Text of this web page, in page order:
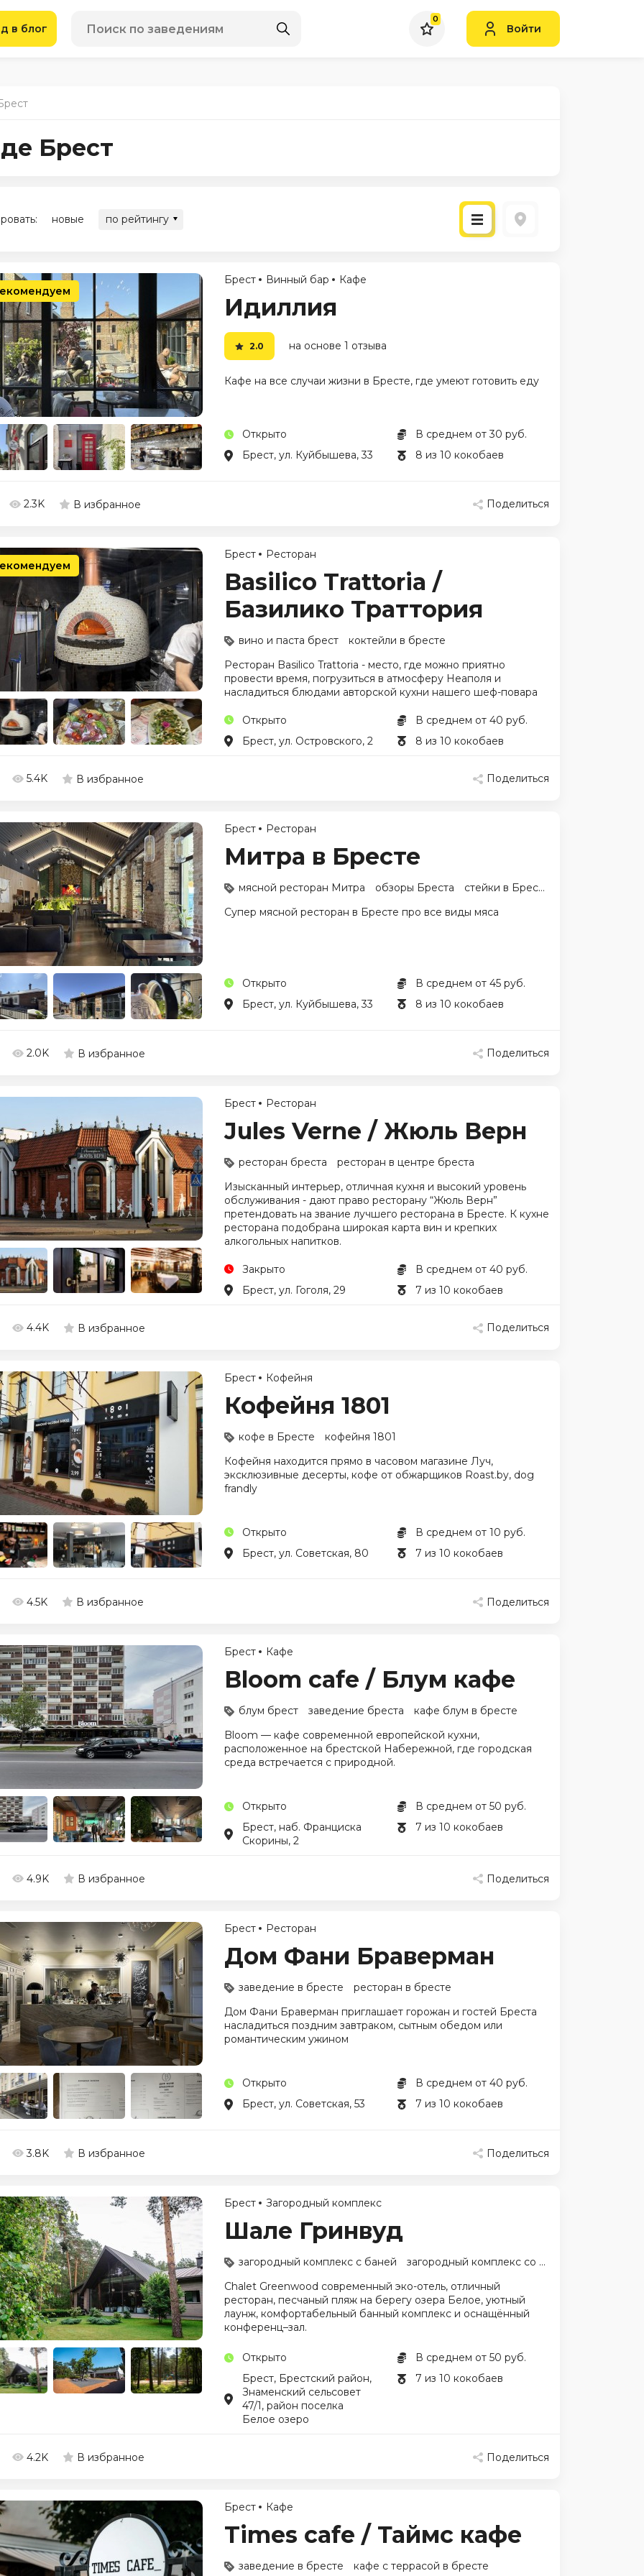
в блог
0
Войти
Брест
новые по рейтингу
Брест Винный бар Кафе
Идиллия
2.0 на основе 1 отзыва
Кафе на все случаи жизни в Бресте, где умеют готовить еду
Открыто
В среднем от 30 руб.
Брест, ул. Куйбышева, 33
8 из 10 кокобаев
2.3K В избранное Поделиться
Брест Ресторан
Basilico Trattoria /
Базилико Траттория
вино и паста брест
коктейли в бресте
Ресторан Basilico Trattoria - место, где можно приятно
провести время, погрузиться в атмосферу Неаполя и
насладиться блюдами авторской кухни нашего шеф-повара
Открыто
В среднем от 40 руб.
Брест, ул. Островского, 2
8 из 10 кокобаев
5.4K В избранное Поделиться
Брест Ресторан
Митра в Бресте
мясной ресторан Митра обзоры Бреста
стейки в Бресте
Супер мясной ресторан в Бресте про все виды мяса
Открыто
В среднем от 45 руб.
Брест, ул. Куйбышева, 33
8 из 10 кокобаев
2.0K В избранное Поделиться
Брест Ресторан
Jules Verne / Жюль Верн
ресторан бреста
ресторан в центре бреста
Изысканный интерьер, отличная кухня и высокий уровень
обслуживания - дают право ресторану “Жюль Верн”
претендовать на звание лучшего ресторана в Бресте. К кухне
ресторана подобрана широкая карта вин и крепких
алкогольных напитков.
Закрыто
В среднем от 40 руб.
Брест, ул. Гоголя, 29
7 из 10 кокобаев
4.4K В избранное Поделиться
Брест Кофейня
Кофейня 1801
кофе в Бресте
кофейня 1801
Кофейня находится прямо в часовом магазине Луч,
эксклюзивные десерты, кофе от обжарщиков Roast.by, dog
frandly
Открыто
В среднем от 10 руб.
Брест, ул. Советская, 80
7 из 10 кокобаев
4.5K В избранное Поделиться
Брест Кафе
Bloom cafe / Блум кафе
блум брест заведение бреста
кафе блум в бресте
Bloom — кафе современной европейской кухни,
расположенное на брестской Набережной, где городская
среда встречается с природной.
Открыто
В среднем от 50 руб.
Брест, наб. Франциска
Скорины, 2
7 из 10 кокобаев
4.9K В избранное Поделиться
Брест Ресторан
Дом Фани Браверман
заведение в бресте
ресторан в бресте
Дом Фани Браверман приглашает горожан и гостей Бреста
насладиться поздним завтраком, сытным обедом или
романтическим ужином
Открыто
В среднем от 40 руб.
Брест, ул. Советская, 53
7 из 10 кокобаев
3.8K В избранное Поделиться
Брест Загородный комплекс
Шале Гринвуд
загородный комплекс с баней
загородный комплекс со спа
Chalet Greenwood cовременный эко-отель, отличный
ресторан, песчаный пляж на берегу озера Белое, уютный
лаунж, комфортабельный банный комплекс и оснащённый
конференц–зал.
Открыто
В среднем от 50 руб.
Брест, Брестский район,
Знаменский сельсовет
47/1, район поселка
Белое озеро
7 из 10 кокобаев
4.2K В избранное Поделиться
Брест Кафе
Times cafe / Таймс кафе
заведение в бресте кафе с террасой в бресте